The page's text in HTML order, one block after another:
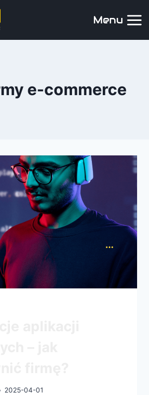
Menu
e-commerce
2025-04-01